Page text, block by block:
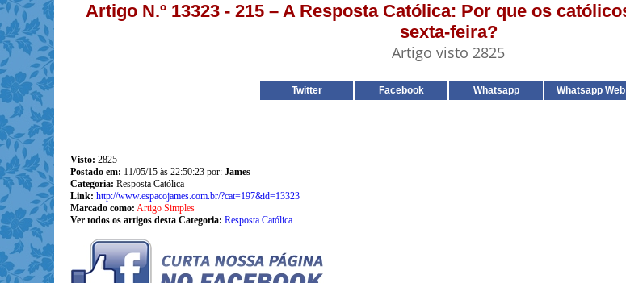
Artigo N.º 13323 - 215 – A Resposta Católica: Por que os
sexta-feira?
Artigo visto 2825
Twitter Facebook Whatsapp Whatsapp Web
Visto: 2825
Postado em: 11/05/15 às 22:50:23 por: James
Categoria: Resposta Católica
Link: http://www.espacojames.com.br/?cat=197&id=13323
Marcado como: Artigo Simples
Ver todos os artigos desta Categoria: Resposta Católica